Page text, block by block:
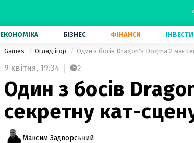
ЕКОНОМІКА БІЗНЕС ФІНАНСИ
Games Огляд ігор Один з босів Dragon's Dogma 2 має
9 квітня, 19:34 2
Один з босів
секретну кат-
Максим Задворський